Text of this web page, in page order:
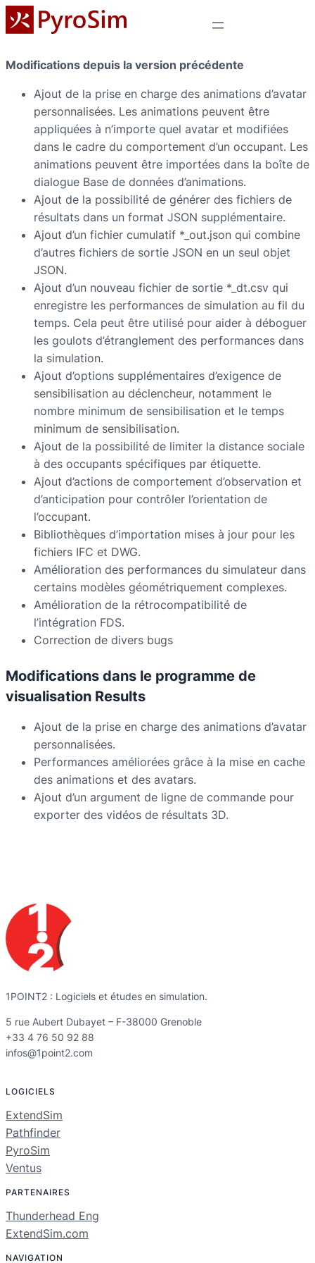
Modifications depuis la version précédente
Ajout de la prise en charge des animations d’avatar
personnalisées. Les animations peuvent être
appliquées à n’importe quel avatar et modifiées
dans le cadre du comportement d’un occupant. Les
animations peuvent être importées dans la boîte de
dialogue Base de données d’animations.
Ajout de la possibilité de générer des fichiers de
résultats dans un format JSON supplémentaire.
Ajout d’un fichier cumulatif *_out.json qui combine
d’autres fichiers de sortie JSON en un seul objet
JSON.
Ajout d’un nouveau fichier de sortie *_dt.csv qui
enregistre les performances de simulation au fil du
temps. Cela peut être utilisé pour aider à déboguer
les goulots d’étranglement des performances dans
la simulation.
Ajout d’options supplémentaires d’exigence de
sensibilisation au déclencheur, notamment le
nombre minimum de sensibilisation et le temps
minimum de sensibilisation.
Ajout de la possibilité de limiter la distance sociale
à des occupants spécifiques par étiquette.
Ajout d’actions de comportement d’observation et
d’anticipation pour contrôler l’orientation de
l’occupant.
Bibliothèques d’importation mises à jour pour les
fichiers IFC et DWG.
Amélioration des performances du simulateur dans
certains modèles géométriquement complexes.
Amélioration de la rétrocompatibilité de
l’intégration FDS.
Correction de divers bugs
Modifications dans le programme de
visualisation Results
Ajout de la prise en charge des animations d’avatar
personnalisées.
Performances améliorées grâce à la mise en cache
des animations et des avatars.
Ajout d’un argument de ligne de commande pour
exporter des vidéos de résultats 3D.
1POINT2 : Logiciels et études en simulation.
5 rue Aubert Dubayet – F-38000 Grenoble
+33 4 76 50 92 88
infos@1point2.com
LOGICIELS
ExtendSim
Pathfinder
PyroSim
Ventus
PARTENAIRES
Thunderhead Eng
ExtendSim.com
NAVIGATION